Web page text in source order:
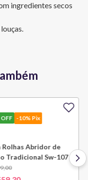
ingredientes secos